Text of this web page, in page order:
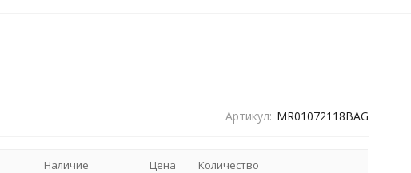
Артикул: MR01072118BAG
Наличие Цена Количество